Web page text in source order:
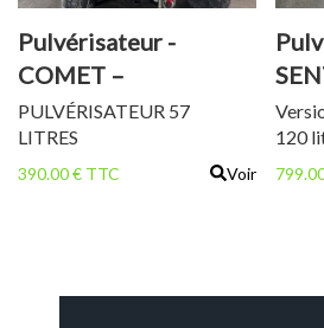
Pulvérisateur -
COMET –
PULVÉRISATEUR 57
L
PULVÉRISATEUR 57
LITRES
390.00 € TTC Voir
120